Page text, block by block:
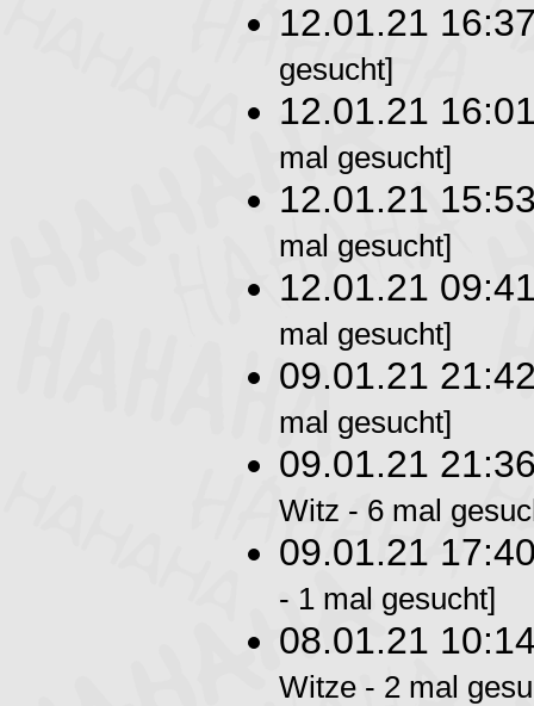
12.01.21
gesucht]
12.01.21
mal gesucht]
12.01.21
mal gesucht]
12.01.21
mal gesucht]
09.01.21
mal gesucht]
09.01.21
Witz - 6 mal
09.01.21
- 1 mal gesucht]
08.01.21
Witze - 2 mal